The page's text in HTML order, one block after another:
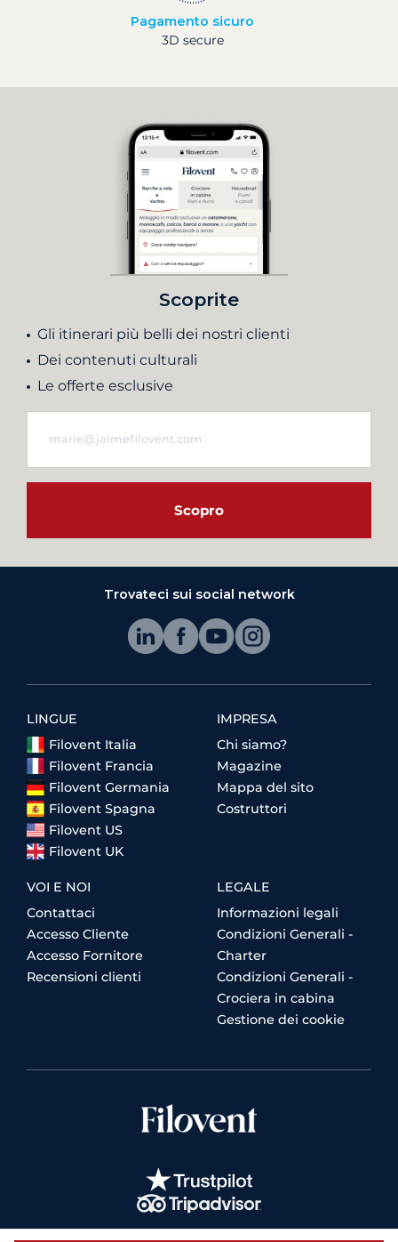
Pagamento sicuro
3D secure
Scoprite
Gli itinerari più belli dei nostri clienti
Dei contenuti culturali
Le offerte esclusive
Scopro
Trovateci sui social network
LINGUE
Filovent Italia
Filovent Francia
Filovent Germania
Filovent Spagna
Filovent US
Filovent UK
IMPRESA
Chi siamo?
Magazine
Mappa del sito
Costruttori
VOI E NOI
Contattaci
Accesso Cliente
Accesso Fornitore
Recensioni clienti
LEGALE
Informazioni legali
Condizioni Generali -
Charter
Condizioni Generali -
Crociera in cabina
Gestione dei cookie